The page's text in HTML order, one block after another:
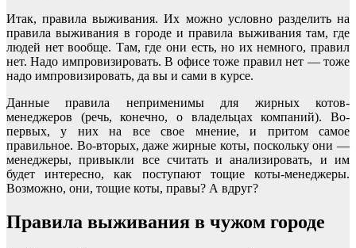
Итак, правила выживания. Их можно условно разделить на
правила выживания в городе и правила выживания там, где
людей нет вообще. Там, где они есть, но их немного, правил
нет. Надо импровизировать. В офисе тоже правил нет ― тоже
надо импровизировать, да вы и сами в курсе.
Данные правила неприменимы для жирных котов-
менеджеров (речь, конечно, о владельцах компаний). Во-
первых, у них на все свое мнение, и притом самое
правильное. Во-вторых, даже жирные коты, поскольку они ―
менеджеры, привыкли все считать и анализировать, и им
будет интересно, как поступают тощие коты-менеджеры.
Возможно, они, тощие коты, правы? А вдруг?
Правила выживания в чужом городе